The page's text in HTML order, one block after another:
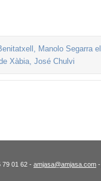
79 01 62 - amjasa@amjasa.com -